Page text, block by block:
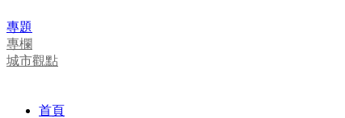
專題
專欄
城市觀點
首頁